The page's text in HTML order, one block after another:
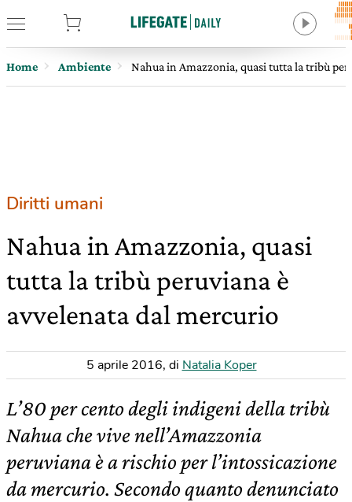
Home Ambiente Nahua in Amazzonia, quasi tutta la tribù
Diritti umani
Nahua in Amazzonia, quasi
tutta la tribù peruviana è
avvelenata dal mercurio
5 aprile 2016, di Natalia Koper
L’80 per cento degli indigeni della tribù
Nahua che vive nell’Amazzonia
peruviana è a rischio per l’intossicazione
da mercurio. Secondo quanto denunciato